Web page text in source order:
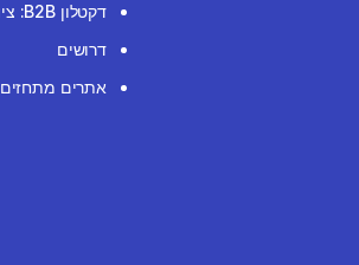
דקטלון B2B: ציוד ספורט למוסדות
דרושים
אתרים מתחזים